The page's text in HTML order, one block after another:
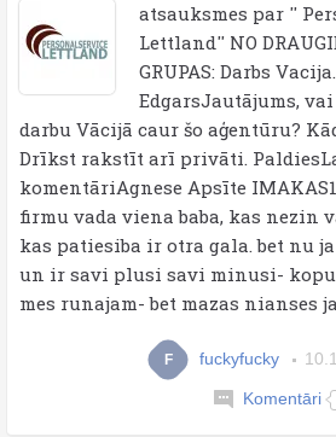
atsauksmes par ''
Lettland'' NO
GRUPAS: Darbs
EdgarsJautājums,
darbu Vācijā caur šo aģentūru?
Drīkst rakstīt arī privāti.
komentāriAgnese Apsīte
firmu vada viena baba, kas nezin
kas patiesiba ir otra gala. bet nu
un ir savi plusi savi minusi-
mes runajam- bet mazas nianses
F fuckyfucky
Komentāri